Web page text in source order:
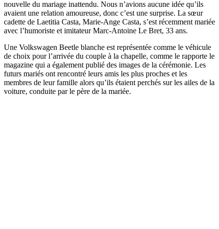
nouvelle du mariage inattendu. Nous n’avions aucune idée qu’ils
avaient une relation amoureuse, donc c’est une surprise. La sœur
cadette de Laetitia Casta, Marie-Ange Casta, s’est récemment mariée
avec l’humoriste et imitateur Marc-Antoine Le Bret, 33 ans.
Une Volkswagen Beetle blanche est représentée comme le véhicule
de choix pour l’arrivée du couple à la chapelle, comme le rapporte le
magazine qui a également publié des images de la cérémonie. Les
futurs mariés ont rencontré leurs amis les plus proches et les
membres de leur famille alors qu’ils étaient perchés sur les ailes de la
voiture, conduite par le père de la mariée.